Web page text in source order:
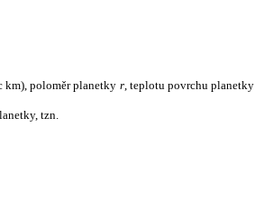
poloměr planetky r, teplotu povrchu planetky
tzn.